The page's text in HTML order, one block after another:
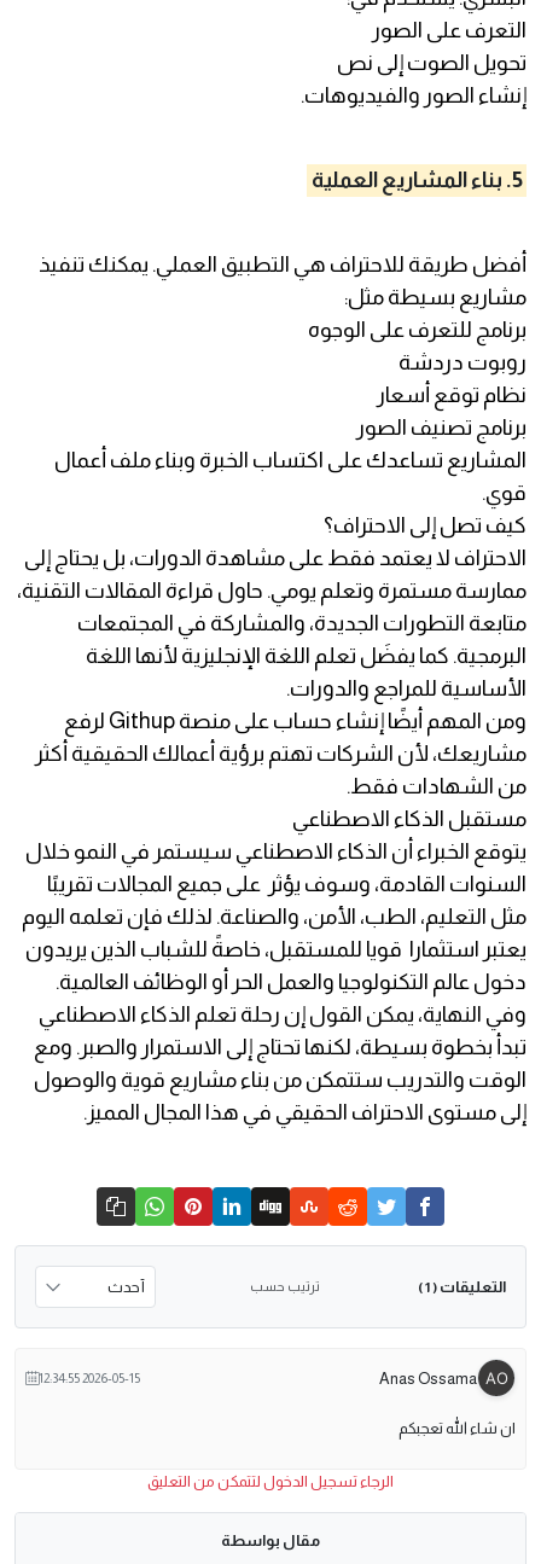
التعرف على الصور
تحويل الصوت إلى نص
إنشاء الصور والفيديوهات.
5. بناء المشاريع العملية
أفضل طريقة للاحتراف هي التطبيق العملي. يمكنك تنفيذ
مشاريع بسيطة مثل:
برنامج للتعرف على الوجوه
روبوت دردشة
نظام توقع أسعار
برنامج تصنيف الصور
المشاريع تساعدك على اكتساب الخبرة وبناء ملف أعمال
قوي.
كيف تصل إلى الاحتراف؟
الاحتراف لا يعتمد فقط على مشاهدة الدورات، بل يحتاج إلى
ممارسة مستمرة وتعلم يومي. حاول قراءة المقالات التقنية،
متابعة التطورات الجديدة، والمشاركة في المجتمعات
البرمجية. كما يفضَل تعلم اللغة الإنجليزية لأنها اللغة
الأساسية للمراجع والدورات.
ومن المهم أيضًا إنشاء حساب على منصة Githup لرفع
مشاريعك، لأن الشركات تهتم برؤية أعمالك الحقيقية أكثر
من الشهادات فقط.
مستقبل الذكاء الاصطناعي
يتوقع الخبراء أن الذكاء الاصطناعي سيستمر في النمو خلال
السنوات القادمة، وسوف يؤثر على جميع المجالات تقريبًا
مثل التعليم، الطب، الأمن، والصناعة. لذلك فإن تعلمه اليوم
يعتبر استثمارا قويا للمستقبل، خاصةً للشباب الذين يريدون
دخول عالم التكنولوجيا والعمل الحر أو الوظائف العالمية.
وفي النهاية، يمكن القول إن رحلة تعلم الذكاء الاصطناعي
تبدأ بخطوة بسيطة، لكنها تحتاج إلى الاستمرار والصبر. ومع
الوقت والتدريب ستتمكن من بناء مشاريع قوية والوصول
إلى مستوى الاحتراف الحقيقي في هذا المجال المميز.
التعليقات ( 1 ) ترتيب حسب
Anas Ossama
2026-05-15 12:34:55
ان شاء الله تعجبكم
الرجاء تسجيل الدخول لتتمكن من التعليق
مقال بواسطة